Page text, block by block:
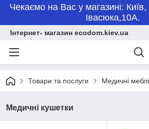
Чекаємо на Вас у магазині:
Івасюка,10А.
Інтернет- магазин ecodom.kiev.ua
Товари та послуги Медичні меблі
Медичні кушетки